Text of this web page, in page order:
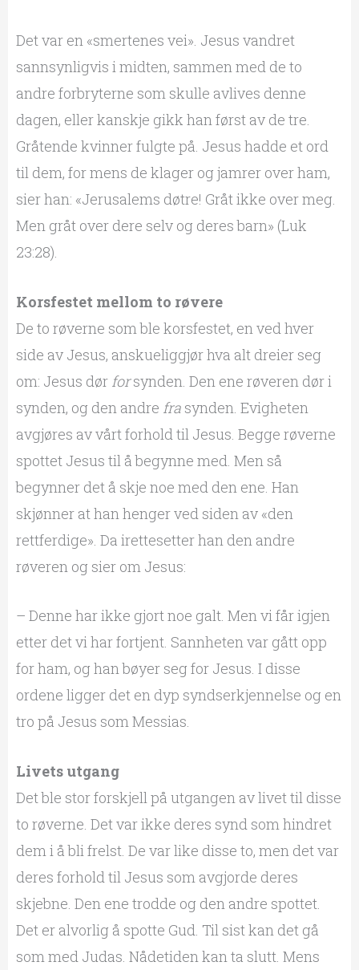
Det var en «smertenes vei». Jesus vandret
sannsynligvis i midten, sammen med de to
andre forbryterne som skulle avlives denne
dagen, eller kanskje gikk han først av de tre.
Gråtende kvinner fulgte på. Jesus hadde et ord
til dem, for mens de klager og jamrer over ham,
sier han: «Jerusalems døtre! Gråt ikke over meg.
Men gråt over dere selv og deres barn» (Luk
23:28).
Korsfestet mellom to røvere
De to røverne som ble korsfestet, en ved hver
side av Jesus, anskueliggjør hva alt dreier seg
om: Jesus dør forsynden. Den ene røveren dør i
synden, og den andre frasynden. Evigheten
avgjøres av vårt forhold til Jesus. Begge røverne
spottet Jesus til å begynne med. Men så
begynner det å skje noe med den ene. Han
skjønner at han henger ved siden av «den
rettferdige». Da irettesetter han den andre
røveren og sier om Jesus:
– Denne har ikke gjort noe galt. Men vi får igjen
etter det vi har fortjent. Sannheten var gått opp
for ham, og han bøyer seg for Jesus. I disse
ordene ligger det en dyp syndserkjennelse og en
tro på Jesus som Messias.
Livets utgang
Det ble stor forskjell på utgangen av livet til disse
to røverne. Det var ikke deres synd som hindret
dem i å bli frelst. De var like disse to, men det var
deres forhold til Jesus som avgjorde deres
skjebne. Den ene trodde og den andre spottet.
Det er alvorlig å spotte Gud. Til sist kan det gå
som med Judas. Nådetiden kan ta slutt. Mens